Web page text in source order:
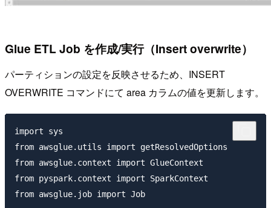
Glue ETL Job を作成/実行（Insert overwrite）
パーティションの設定を反映させるため、INSERT
OVERWRITE コマンドにて area カラムの値を更新します。
import sys
from awsglue.utils import getResolvedOptions
from awsglue.context import GlueContext
from pyspark.context import SparkContext
from awsglue.job import Job